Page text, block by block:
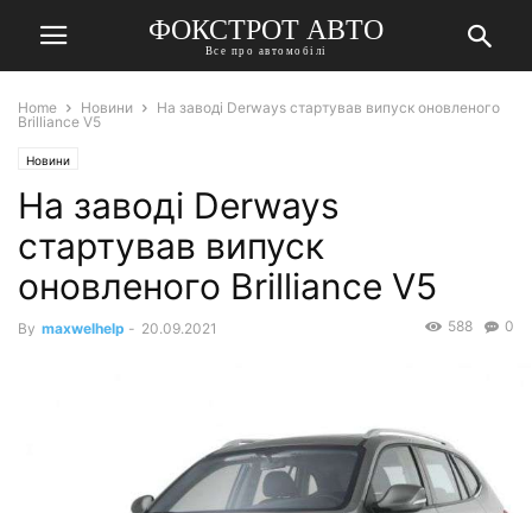
ФОКСТРОТ АВТО
Все про автомобілі
Home Новини
На заводі Derways стартував випуск оновленого
Brilliance V5
Новини
На заводі Derways
стартував випуск
оновленого Brilliance V5
By maxwelhelp - 20.09.2021 0
588